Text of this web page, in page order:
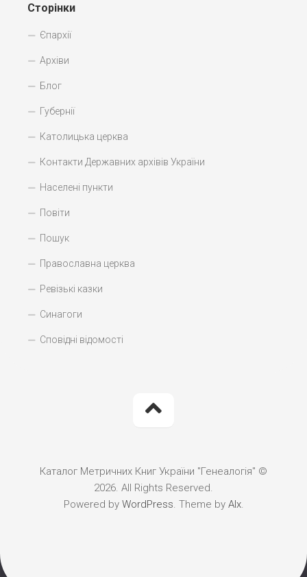
Сторінки
Єпархії
Архіви
Блог
Губернії
Католицька церква
Контакти Державних архівів України
Населені пункти
Повіти
Пошук
Православна церква
Ревізькі казки
Синагоги
Сповідні відомості
Каталог Метричних Книг України "Генеалогія" ©
2026. All Rights Reserved.
Powered by WordPress. Theme by Alx.